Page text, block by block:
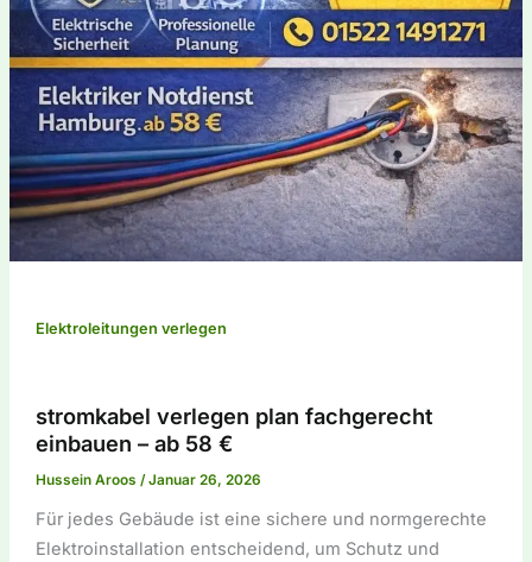
Elektroleitungen verlegen
stromkabel verlegen plan fachgerecht
einbauen – ab 58 €
Hussein Aroos /Januar 26, 2026
Für jedes Gebäude ist eine sichere und normgerechte
Elektroinstallation entscheidend, um Schutz und